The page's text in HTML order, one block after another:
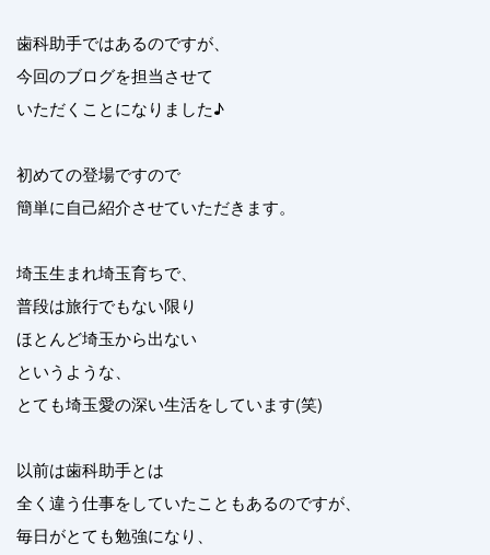
歯科助手ではあるのですが、
今回のブログを担当させて
いただくことになりました♪
初めての登場ですので
簡単に自己紹介させていただきます。
埼玉生まれ埼玉育ちで、
普段は旅行でもない限り
ほとんど埼玉から出ない
というような、
とても埼玉愛の深い生活をしています(笑)
以前は歯科助手とは
全く違う仕事をしていたこともあるのですが、
毎日がとても勉強になり、